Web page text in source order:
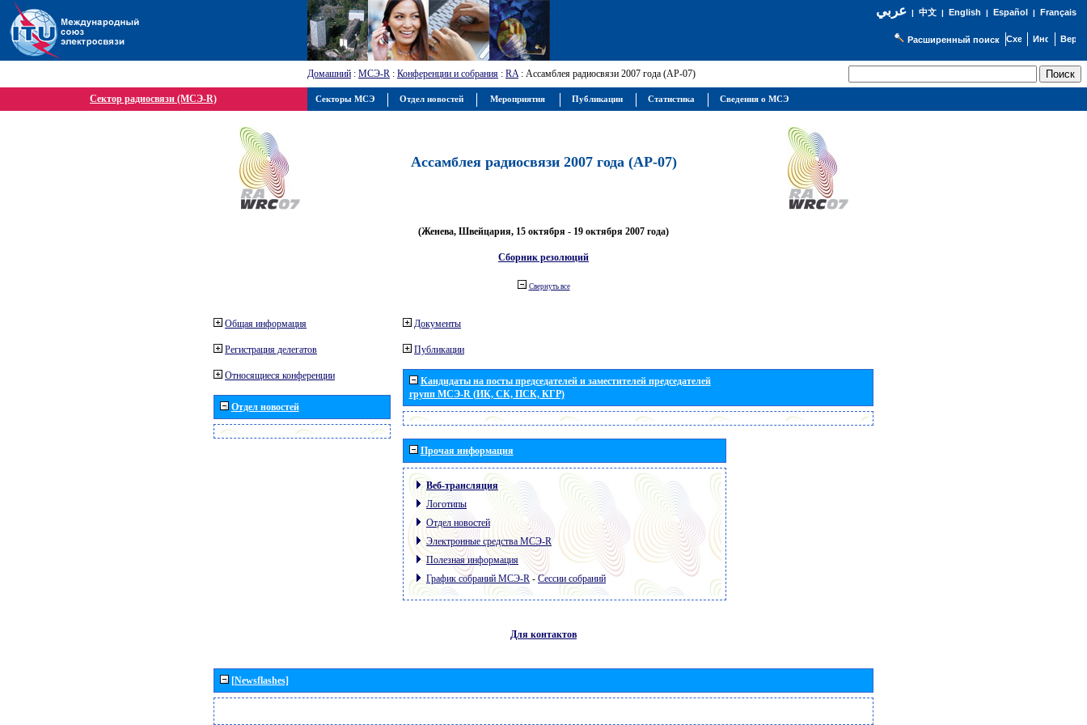
عربي| 中文| English | Español | Français
Расширенный поиск
Домашний : МСЭ-R : Конференции и собрания : RA: Ассамблея радиосвязи 2007 года (АР-07)
Сектор радиосвязи (МСЭ-R)
Ассамблея радиосвязи 2007 года (АР-07)
(Женева, Швейцария, 15 октября - 19 октября 2007 года)
Сборник резолюций
Свернуть все
Общая информация
Регистрация делегатов
Относящиеся конференции
Отдел новостей
Документы
Публикации
Кандидаты на посты председателей и заместителей председателей
групп МСЭ-R (ИК, СК, ПСК, КГР)
Прочая информация
Веб-трансляция
Логотипы
Отдел новостей
Электронные средства МСЭ-R
Полезная информация
График собраний МСЭ-R -Сессии собраний
Для контактов
[Newsflashes]
Секторы МСЭ Отдел новостей Мероприятия Публикации Статистика Сведения о МСЭ